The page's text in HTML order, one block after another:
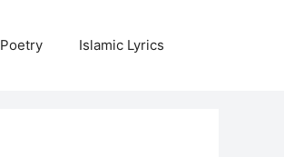
Poetry Islamic Lyrics